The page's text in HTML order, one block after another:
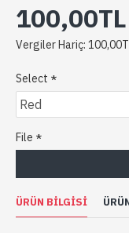
100,00TL
Vergiler Hariç:
Select
File
ÜRÜN BILGISI